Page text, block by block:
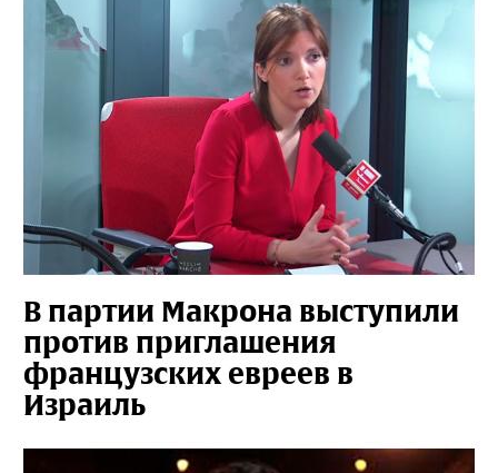
В партии Макрона выступили
против приглашения
французских евреев в
Израиль